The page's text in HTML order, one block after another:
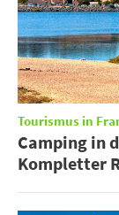
Tourismus in
Camping in
Kompletter